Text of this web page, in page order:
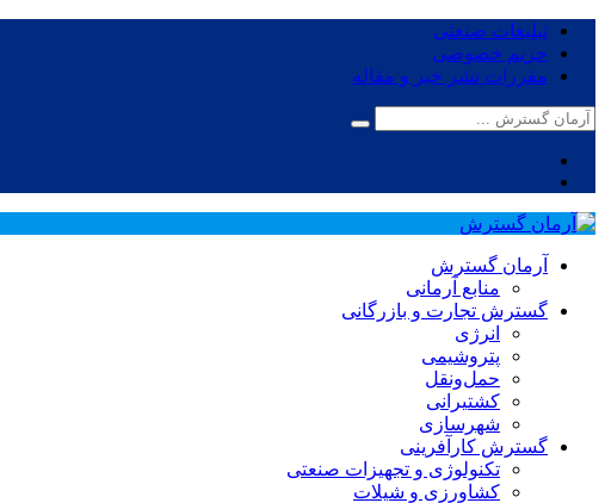
تبلیغات صنعتی
حریم خصوصی
مقررات نشر خبر و مقاله
آرمان گسترش
منابع آرمانی
گسترش تجارت و بازرگانی
انرژی
پتروشیمی
حمل‌و‌نقل
کشتیرانی
شهرسازی
گسترش کارآفرینی
تکنولوژی و تجهیزات صنعتی
کشاورزی و شیلات